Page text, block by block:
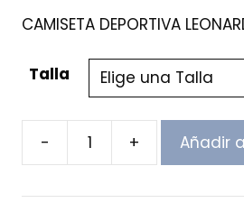
precios:
$60,000
hasta
$73,000
CAMISETA DEPORTIVA
Talla
-
CAMISETA
DEPORTIVA
+ Añadir